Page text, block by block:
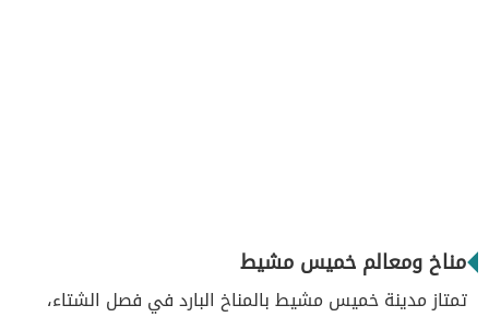
مناخ ومعالم خميس مشيط
تمتاز مدينة خميس مشيط بالمناخ البارد في فصل الشتاء،